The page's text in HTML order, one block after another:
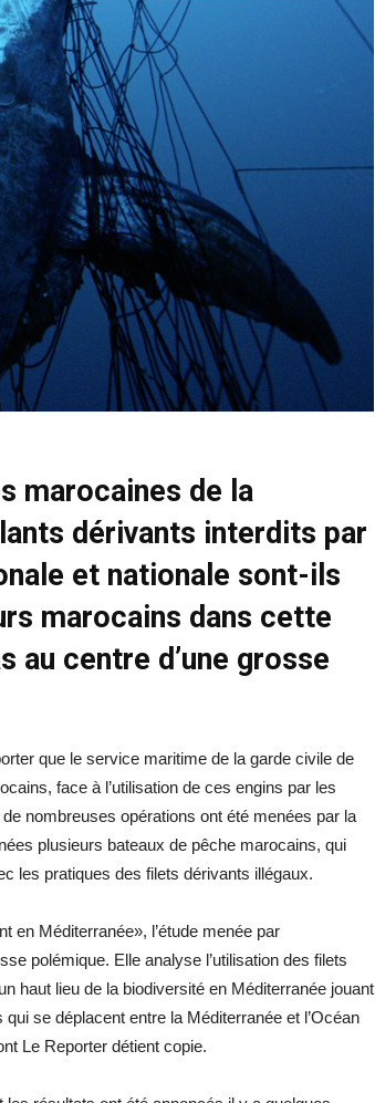
marocaines de la
dérivants interdits par
et nationale sont-ils
marocains dans cette
centre d’une grosse
que le service maritime de la garde civile de
face à l’utilisation de ces engins par les
nombreuses opérations ont été menées par la
plusieurs bateaux de pêche marocains, qui
les pratiques des filets dérivants illégaux.
en Méditerranée», l’étude menée par
polémique. Elle analyse l’utilisation des filets
haut lieu de la biodiversité en Méditerranée jouant
se déplacent entre la Méditerranée et l’Océan
Le Reporter détient copie.